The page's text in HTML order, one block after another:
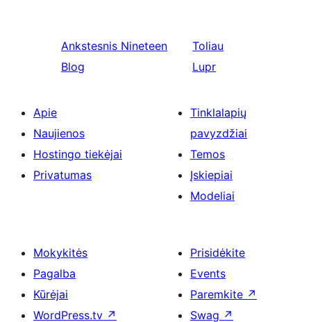
Ankstesnis Nineteen
Blog
Toliau
Lupr
Apie
Naujienos
Hostingo tiekėjai
Privatumas
Tinklalapių
pavyzdžiai
Temos
Įskiepiai
Modeliai
Mokykitės
Pagalba
Kūrėjai
WordPress.tv ↗
Prisidėkite
Events
Paremkite ↗
Swag ↗